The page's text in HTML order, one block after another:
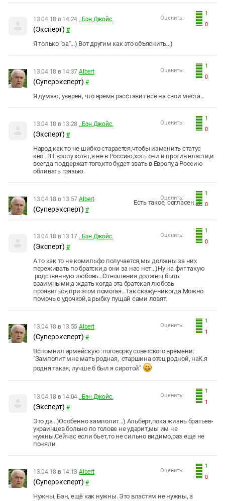
1
0
Оценить:
13.04.18 в 14:24 ..Бэн Джойс.
(Эксперт) #
Я только "за"...) Вот другим как это объяснить...)
1
0
Оценить:
13.04.18 в 14:37 Albert
(Суперэксперт) #
Я думаю, уверен, что время расставит всё на свои места...
1
0
Оценить:
13.04.18 в 13:28 ..Бэн Джойс.
(Эксперт) #
Народ как то не шибко старается,чтобы изменить статус
кво...В Европу хотят,а не в Россию,хоть они и против власти,и
всегда поддержат того,кто будет звать в Европу,а Россию
обливать грязью.
1
0
Оценить:
13.04.18 в 13:57 Albert
(Суперэксперт) #
Есть такое, согласен...)
1
0
Оценить:
13.04.18 в 13:17 ..Бэн Джойс.
(Эксперт) #
А то как то не комильфо получается,мы должны за них
переживать по братски,а они за нас нет...)Ну на фиг такую
родственную любовь...Отношения должны быть
взаимными,а ждать когда эта братская любовь
проявиться,при этом помогая...Так скажу-никогда.Можно
помочь с удочкой,а рыбку пущай сами ловят.
1
1
Оценить:
13.04.18 в 13:55 Albert
(Суперэксперт) #
Вспомнил армейскую :поговорку советского времени:
"Замполит мне мать родная, старшина отец родной, наК.я
родня такая, лучше б был я сиротой"
1
1
Оценить:
13.04.18 в 14:04 ..Бэн Джойс.
(Эксперт) #
Это да...)Особенно замполит...) Альберт,пока жизнь братьев-
украинцев больно по голове не ударит,мы им не
нужны.Сейчас если бьет,то не сильно видимо,раз еще не
поняли.
1
0
Оценить:
13.04.18 в 14:13 Albert
(Суперэксперт) #
Нужны, Бэн, ещё как нужны. Это властям не нужны, а